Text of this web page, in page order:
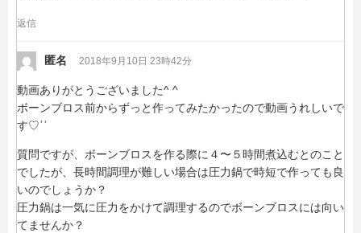
返信
匿名 2018年9月10日 23時42分
動画ありがとうございました^ ^
ボーンブロス前からずっと作ってみたかったので動画うれしいで
す♡︎ʾʾ
質問ですが、ボーンブロスを作る際に４〜５時間煮込むとのこと
でしたが、長時間調理が難しい場合は圧力鍋で時短で作っても良
いのでしょうか？
圧力鍋は一気に圧力をかけて調理するのでボーンブロスには向い
てませんか？